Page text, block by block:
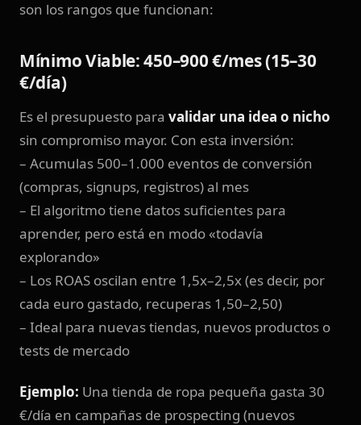
son los rangos que funcionan:
Mínimo Viable: 450–900 €/mes (15–30
€/día)
Es el presupuesto para validar una idea o nicho
sin compromiso mayor. Con esta inversión:
– Acumulas 500–1.000 eventos de conversión
(compras, signups, registros) al mes
– El algoritmo tiene datos suficientes para
aprender, pero está en modo «todavía
explorando»
– Los ROAS oscilan entre 1,5x–2,5x (es decir, por
cada euro gastado, recuperas 1,50–2,50)
– Ideal para nuevas tiendas, nuevos productos o
tests de mercado
Ejemplo: Una tienda de ropa pequeña gasta 30
€/día en campañas de prospecting (nuevos